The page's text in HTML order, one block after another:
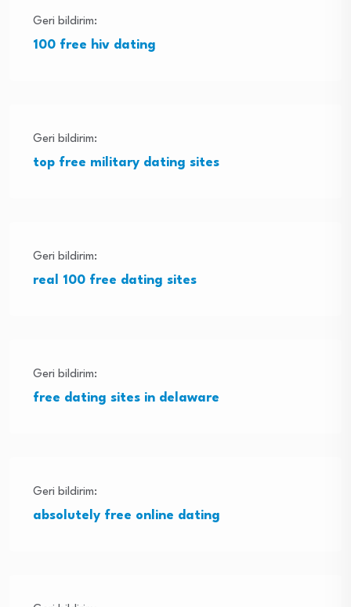
Geri bildirim:
100 free hiv dating
Geri bildirim:
top free military dating sites
Geri bildirim:
real 100 free dating sites
Geri bildirim:
free dating sites in delaware
Geri bildirim:
absolutely free online dating